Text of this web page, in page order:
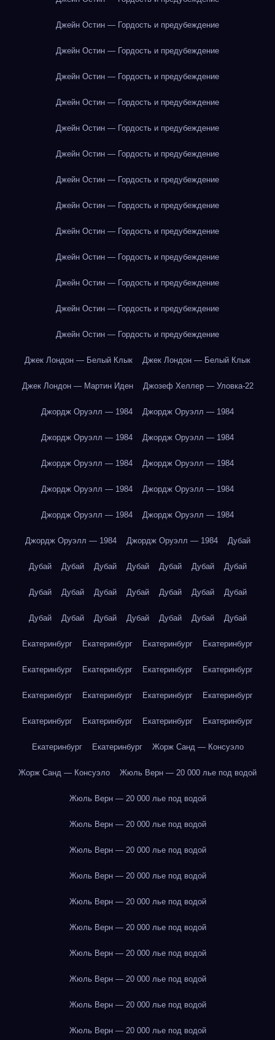
Джейн Остин — Гордость и предубеждение
Джейн Остин — Гордость и предубеждение
Джейн Остин — Гордость и предубеждение
Джейн Остин — Гордость и предубеждение
Джейн Остин — Гордость и предубеждение
Джейн Остин — Гордость и предубеждение
Джейн Остин — Гордость и предубеждение
Джейн Остин — Гордость и предубеждение
Джейн Остин — Гордость и предубеждение
Джейн Остин — Гордость и предубеждение
Джейн Остин — Гордость и предубеждение
Джейн Остин — Гордость и предубеждение
Джейн Остин — Гордость и предубеждение
Джек Лондон — Белый Клык Джек Лондон — Белый Клык
Джек Лондон — Мартин Иден Джозеф Хеллер — Уловка-22
Джордж Оруэлл — 1984 Джордж Оруэлл — 1984
Джордж Оруэлл — 1984 Джордж Оруэлл — 1984
Джордж Оруэлл — 1984 Джордж Оруэлл — 1984
Джордж Оруэлл — 1984 Джордж Оруэлл — 1984
Джордж Оруэлл — 1984 Джордж Оруэлл — 1984
Джордж Оруэлл — 1984 Джордж Оруэлл — 1984 Дубай
Дубай Дубай Дубай Дубай Дубай Дубай Дубай
Дубай Дубай Дубай Дубай Дубай Дубай Дубай
Дубай Дубай Дубай Дубай Дубай Дубай Дубай
Екатеринбург Екатеринбург Екатеринбург Екатеринбург
Екатеринбург Екатеринбург Екатеринбург Екатеринбург
Екатеринбург Екатеринбург Екатеринбург Екатеринбург
Екатеринбург Екатеринбург Екатеринбург Екатеринбург
Екатеринбург Екатеринбург Жорж Санд — Консуэло
Жорж Санд — Консуэло Жюль Верн — 20 000 лье под водой
Жюль Верн — 20 000 лье под водой
Жюль Верн — 20 000 лье под водой
Жюль Верн — 20 000 лье под водой
Жюль Верн — 20 000 лье под водой
Жюль Верн — 20 000 лье под водой
Жюль Верн — 20 000 лье под водой
Жюль Верн — 20 000 лье под водой
Жюль Верн — 20 000 лье под водой
Жюль Верн — 20 000 лье под водой
Жюль Верн — 20 000 лье под водой